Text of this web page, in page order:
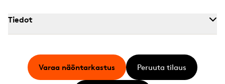
Tiedot
Varaa näöntarkastus Peruuta tilaus